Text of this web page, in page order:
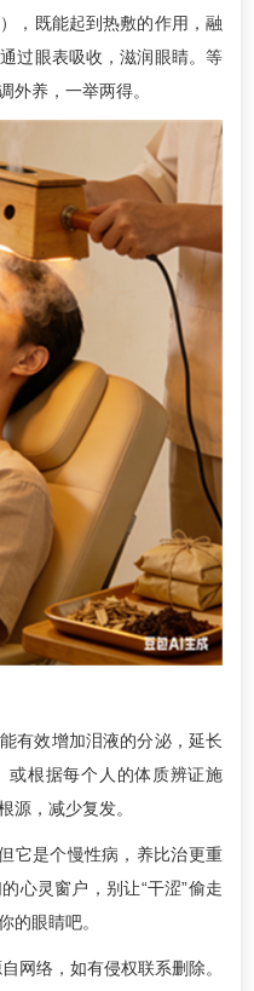
，既能起到热敷的作用，融
过眼表吸收，滋润眼睛。等
外养，一举两得。
有效增加泪液的分泌，延长
或根据每个人的体质辨证施
源，减少复发。
它是个慢性病，养比治更重
心灵窗户，别让“干涩”偷走
的眼睛吧。
网络，如有侵权联系删除。